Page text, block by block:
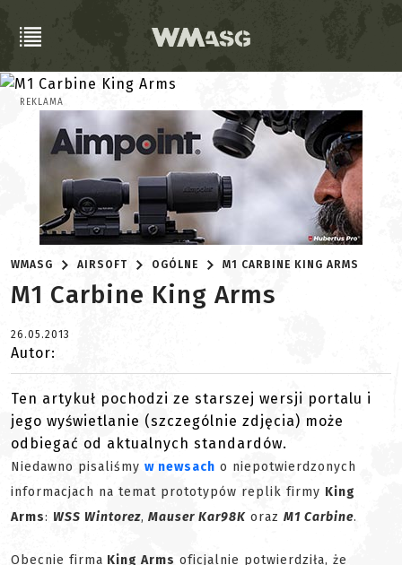
REKLAMA
WMASG AIRSOFT OGÓLNE M1 CARBINE KING ARMS
M1 Carbine King Arms
26.05.2013
Autor:
Ten artykuł pochodzi ze starszej wersji portalu i
jego wyświetlanie (szczególnie zdjęcia) może
odbiegać od aktualnych standardów.
Niedawno pisaliśmy w newsach o niepotwierdzonych
informacjach na temat prototypów replik firmy King
Arms: WSS Wintorez, Mauser Kar98K oraz M1 Carbine.
Obecnie firma King Arms oficjalnie potwierdziła, że